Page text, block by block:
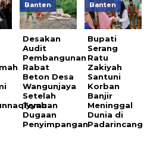
Banten
Desakan
Audit
Pembangunan
Rabat
Beton Desa
Wangunjaya
Setelah
Temuan
Dugaan
Penyimpangan
Banten
Bupati
Serang
Ratu
Zakiyah
Santuni
Korban
Banjir
Meninggal
Dunia di
Padarincang